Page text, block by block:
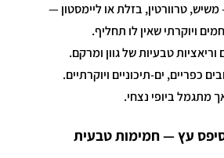
טרוורטין, בזלת או ליימסטון —
ויוקרתי שאין לו תחליף.
טבעיות של גוון ומרקם.
כפריים, ים-תיכוניים ויוקרתיים.
מתגמל ביופי נצחי.
עץ — חמימות טבעית